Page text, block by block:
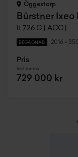
Öggestorp
Bürstner Ixeo
It 726 G | ACC |
BEGAGNAD 2016 •
Pris
Inkl. moms
729 000 kr